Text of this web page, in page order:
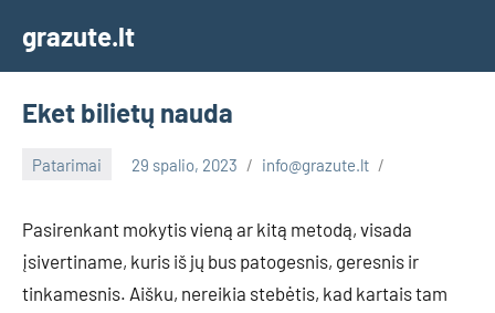
content
grazute.lt
Eket bilietų nauda
Patarimai 29 spalio, 2023 info@grazute.lt
Pasirenkant mokytis vieną ar kitą metodą, visada
įsivertiname, kuris iš jų bus patogesnis, geresnis ir
tinkamesnis. Aišku, nereikia stebėtis, kad kartais tam